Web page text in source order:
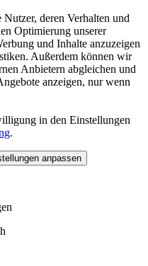
deren Verhalten und
Optimierung unserer
und Inhalte anzuzeigen
Außerdem können wir
Anbietern abgleichen und
anzeigen, nur wenn
in den Einstellungen
.
anpassen